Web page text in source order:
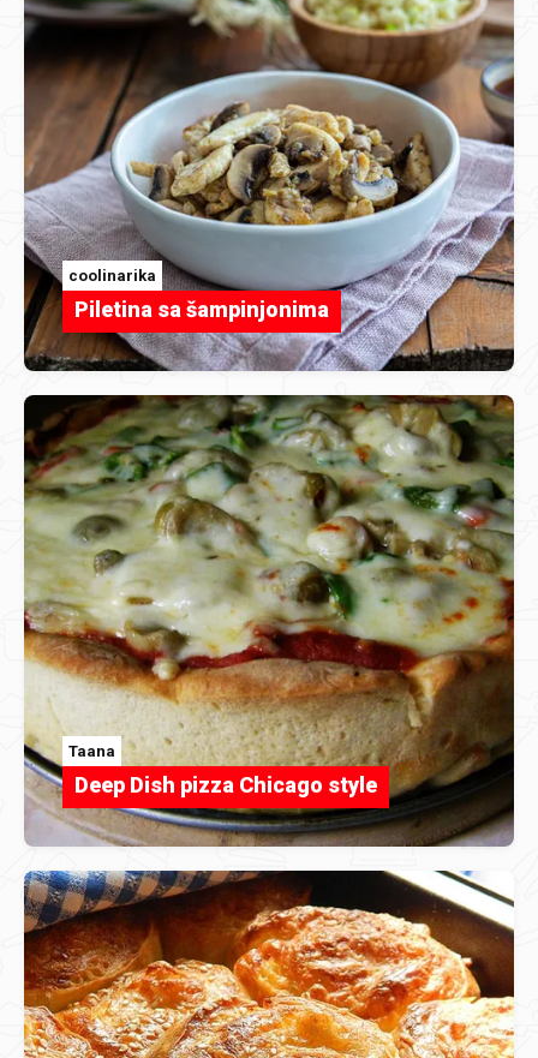
coolinarika
Piletina sa šampinjonima
Taana
Deep Dish pizza Chicago style